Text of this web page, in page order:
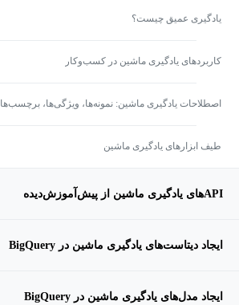
یادگیری عمیق چیست؟
کاربردهای یادگیری ماشین در کسب‌وکار
اصطلاحات یادگیری ماشین: نمونه‌ها، ویژگی‌ها، برچسب‌ها
طیف ابزارهای یادگیری ماشین
APIهای یادگیری ماشین از پیش‌آموزش‌دیده
ایجاد دیتاست‌های یادگیری ماشین در BigQuery
ایجاد مدل‌های یادگیری ماشین در BigQuery